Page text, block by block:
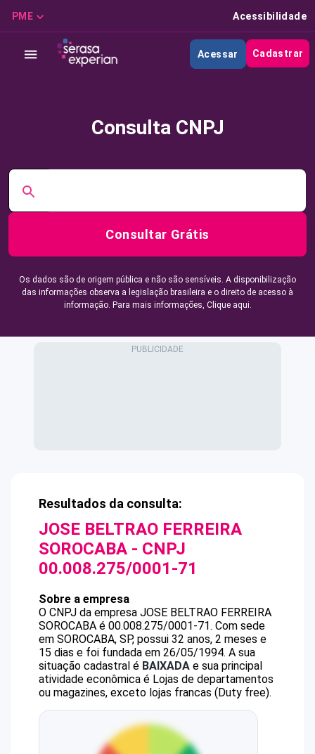
PME Acessibilidade
Acessar Cadastrar
Consulta CNPJ
Consultar Grátis
Os dados são de origem pública e não são sensíveis. A disponibilização
das informações observa a legislação brasileira e o direito de acesso à
informação. Para mais informações, Clique aqui.
Resultados da consulta:
JOSE BELTRAO FERREIRA
SOROCABA - CNPJ
00.008.275/0001-71
Sobre a empresa
O CNPJ da empresa JOSE BELTRAO FERREIRA
SOROCABA é 00.008.275/0001-71. Com sede
em SOROCABA, SP, possui 32 anos, 2 meses e
15 dias e foi fundada em 26/05/1994. A sua
situação cadastral é BAIXADA e sua principal
atividade econômica é Lojas de departamentos
ou magazines, exceto lojas francas (Duty free).